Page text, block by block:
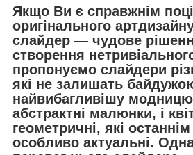
Якщо Ви є справжнім
оригінального артдизайну
слайдер — чудове
створення
пропонуємо слайдери
які не залишать
найвибагливішу
абстрактні малюнки, і
геометричні, які
особливо актуальні.